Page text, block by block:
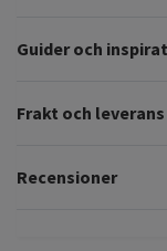
Guider och
Frakt och leverans
Recensioner